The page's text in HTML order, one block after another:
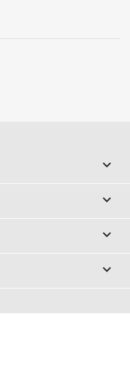



keyboard_arrow_down